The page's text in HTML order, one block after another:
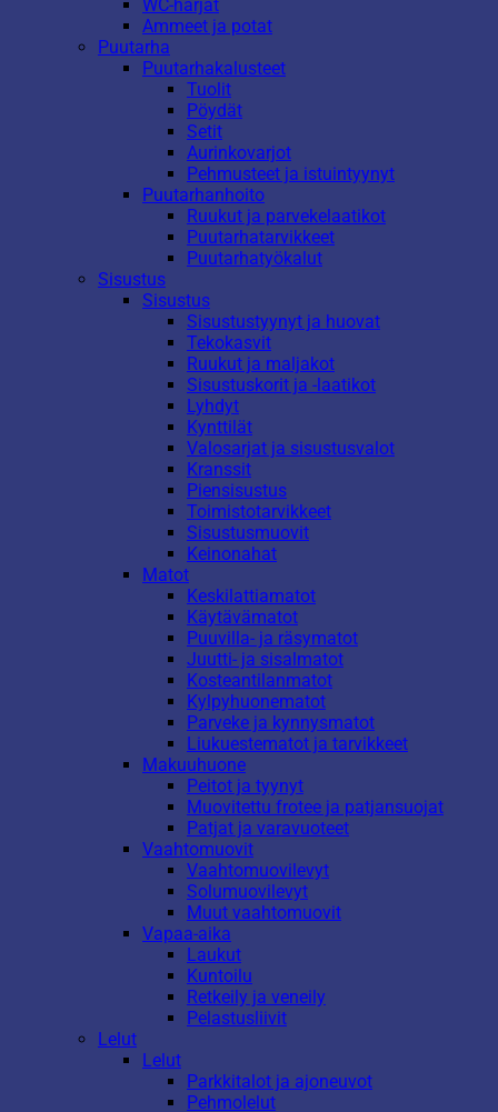
WC-harjat
Ammeet ja potat
Puutarha
Puutarhakalusteet
Tuolit
Pöydät
Setit
Aurinkovarjot
Pehmusteet ja istuintyynyt
Puutarhanhoito
Ruukut ja parvekelaatikot
Puutarhatarvikkeet
Puutarhatyökalut
Sisustus
Sisustus
Sisustustyynyt ja huovat
Tekokasvit
Ruukut ja maljakot
Sisustuskorit ja -laatikot
Lyhdyt
Kynttilät
Valosarjat ja sisustusvalot
Kranssit
Piensisustus
Toimistotarvikkeet
Sisustusmuovit
Keinonahat
Matot
Keskilattiamatot
Käytävämatot
Puuvilla- ja räsymatot
Juutti- ja sisalmatot
Kosteantilanmatot
Kylpyhuonematot
Parveke ja kynnysmatot
Liukuestematot ja tarvikkeet
Makuuhuone
Peitot ja tyynyt
Muovitettu frotee ja patjansuojat
Patjat ja varavuoteet
Vaahtomuovit
Vaahtomuovilevyt
Solumuovilevyt
Muut vaahtomuovit
Vapaa-aika
Laukut
Kuntoilu
Retkeily ja veneily
Pelastusliivit
Lelut
Lelut
Parkkitalot ja ajoneuvot
Pehmolelut